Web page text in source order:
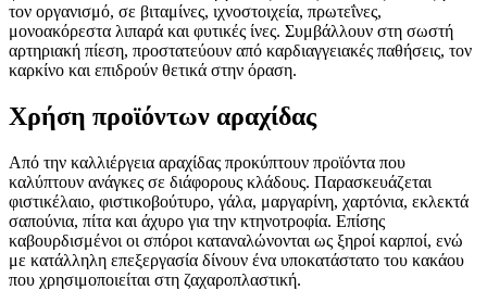
τον οργανισμό, σε βιταμίνες, ιχνοστοιχεία, πρωτεΐνες,
μονοακόρεστα λιπαρά και φυτικές ίνες. Συμβάλλουν στη σωστή
αρτηριακή πίεση, προστατεύουν από καρδιαγγειακές παθήσεις, τον
καρκίνο και επιδρούν θετικά στην όραση.
Χρήση προϊόντων αραχίδας
Από την καλλιέργεια αραχίδας προκύπτουν προϊόντα που
καλύπτουν ανάγκες σε διάφορους κλάδους. Παρασκευάζεται
φιστικέλαιο, φιστικοβούτυρο, γάλα, μαργαρίνη, χαρτόνια, εκλεκτά
σαπούνια, πίτα και άχυρο για την κτηνοτροφία. Επίσης
καβουρδισμένοι οι σπόροι καταναλώνονται ως ξηροί καρποί, ενώ
με κατάλληλη επεξεργασία δίνουν ένα υποκατάστατο του κακάου
που χρησιμοποιείται στη ζαχαροπλαστική.